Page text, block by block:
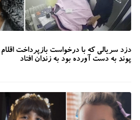
پوند به دست آورده بود به زندان افتاد